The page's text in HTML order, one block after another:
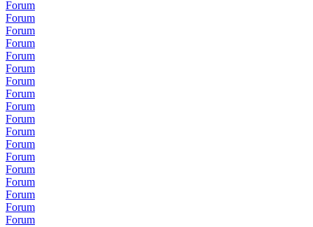
Forum
Forum
Forum
Forum
Forum
Forum
Forum
Forum
Forum
Forum
Forum
Forum
Forum
Forum
Forum
Forum
Forum
Forum